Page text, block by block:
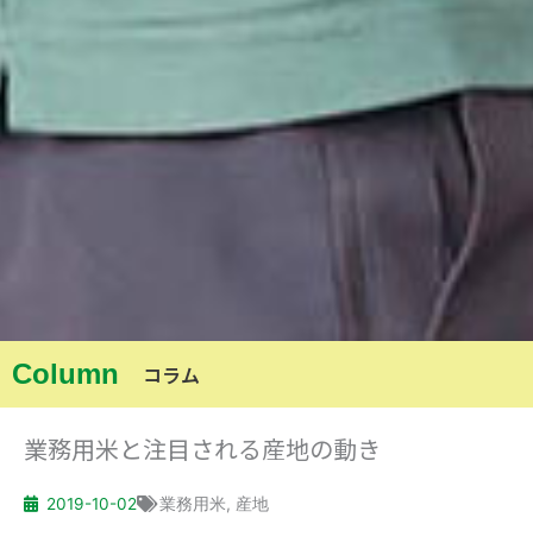
Column コラム
業務用米と注目される産地の動き
2019-10-02 業務用米, 産地